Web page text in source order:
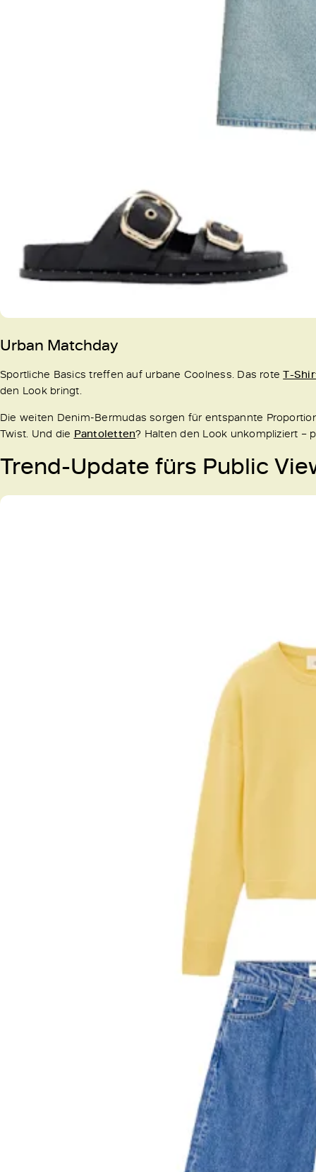
Urban Matchday
Sportliche Basics treffen auf urbane Coolness. Das roteT-
den Look bringt.
Die weiten Denim-Bermudas sorgen für entspannte
Twist. Und die Pantoletten? Halten den Look unkompliziert –
Trend-Update fürs Public